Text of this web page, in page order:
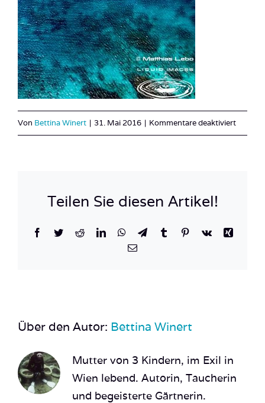
Von Bettina Winert | 31. Mai 2016 | Kommentare deaktiviertfür
Teilen Sie diesen Artikel!
Facebook
TwitterRedditLinkedInWhatsApp
TelegramTumblrPinterest
Vk
Xing
E-
Über den Autor: Bettina Winert
Mutter von 3 Kindern, im Exil in
Wien lebend. Autorin, Taucherin
und begeisterte Gärtnerin.